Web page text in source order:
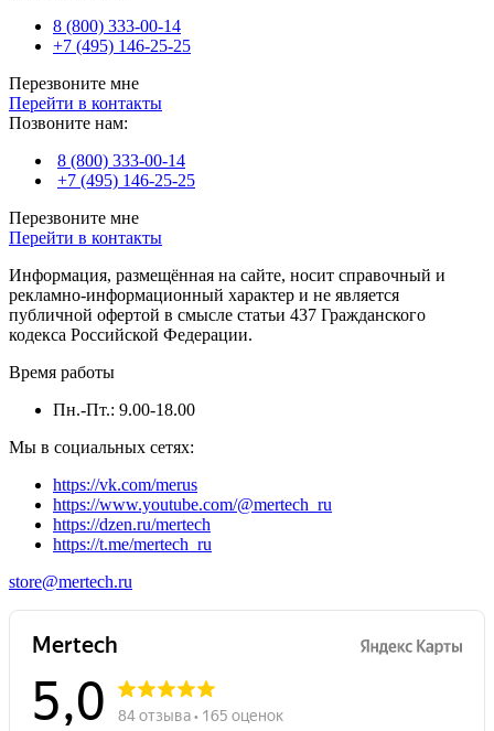
8 (800) 333-00-14
+7 (495) 146-25-25
Перезвоните мне
Перейти в контакты
Позвоните нам:
8 (800) 333-00-14
+7 (495) 146-25-25
Перезвоните мне
Перейти в контакты
Информация, размещённая на сайте, носит справочный и
рекламно-информационный характер и не является
публичной офертой в смысле статьи 437 Гражданского
кодекса Российской Федерации.
Время работы
Пн.-Пт.: 9.00-18.00
Мы в социальных сетях:
https://vk.com/merus
https://www.youtube.com/@mertech_ru
https://dzen.ru/mertech
https://t.me/mertech_ru
store@mertech.ru